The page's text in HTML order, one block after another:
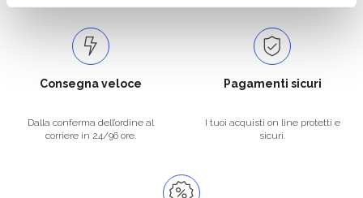
Consegna veloce
Dalla conferma dell’ordine al
corriere in 24/96 ore.
Pagamenti sicuri
I tuoi acquisti on line protetti e
sicuri.